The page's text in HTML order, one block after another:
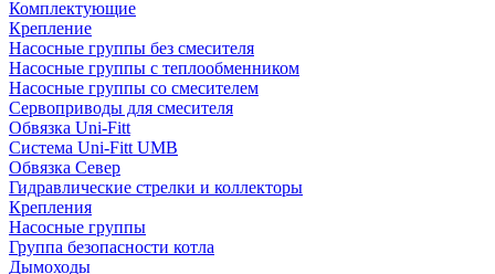
Комплектующие
Крепление
Насосные группы без смесителя
Насосные группы с теплообменником
Насосные группы со смесителем
Сервоприводы для смесителя
Обвязка Uni-Fitt
Система Uni-Fitt UMB
Обвязка Север
Гидравлические стрелки и коллекторы
Крепления
Насосные группы
Группа безопасности котла
Дымоходы